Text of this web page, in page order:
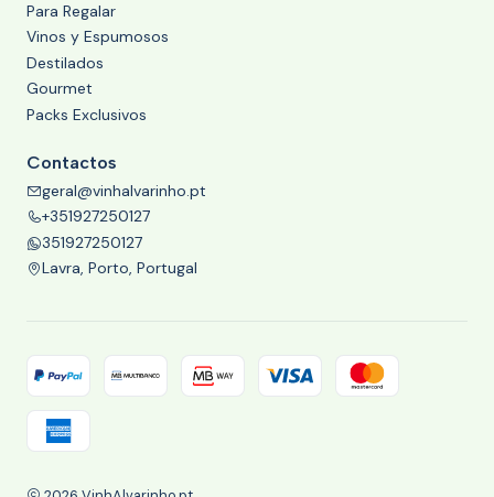
Para Regalar
Vinos y Espumosos
Destilados
Gourmet
Packs Exclusivos
Contactos
geral@vinhalvarinho.pt
+351927250127
351927250127
Lavra, Porto, Portugal